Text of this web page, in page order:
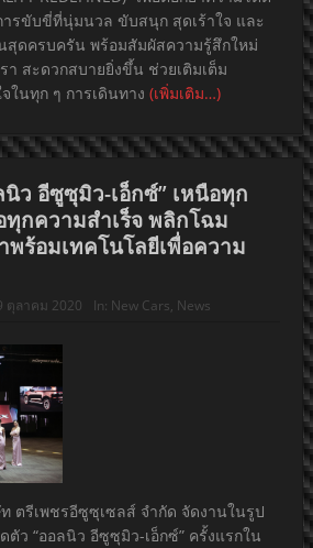
รขับขี่ที่นุ่มนวล ขับสนุก สุดเร้าใจ และ
ดครบครัน พร้อมสัมผัสความรู้สึกใหม่
า สะดวกสบายยิ่งขึ้น ช่วยเติมเต็ม
ในทุก ๆ การเดินทาง (เพิ่มเติม…)
ว อีซูซุมิว-เอ็กซ์” เหนือทุก
กความสำเร็จ พลิกโฉม
ร้อมเทคโนโลยีเพื่อความ
ตุลาคม 2020 In: New Cars, News
ตรีเพชรอีซูซุเซลส์ จำกัด จัดงานในรูป
ตัว “ออลนิว อีซูซุมิว-เอ็กซ์” ครั้งแรกใน